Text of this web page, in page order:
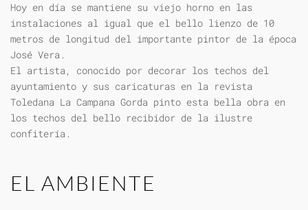
Hoy en día se mantiene su viejo horno en las
instalaciones al igual que el bello lienzo de 10
metros de longitud del importante pintor de la época
José Vera.
El artista, conocido por decorar los techos del
ayuntamiento y sus caricaturas en la revista
Toledana La Campana Gorda pinto esta bella obra en
los techos del bello recibidor de la ilustre
confitería.
EL AMBIENTE